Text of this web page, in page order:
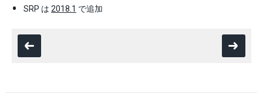
SRP は 2018.1 で追加